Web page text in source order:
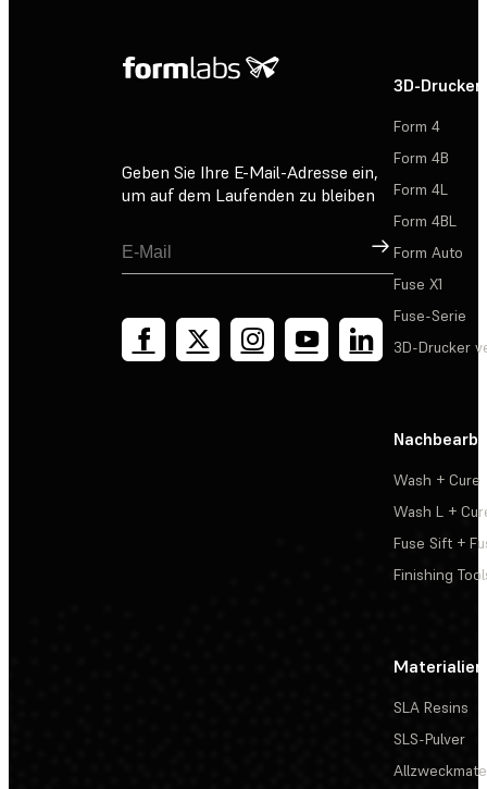
Geben Sie Ihre E-Mail-Adresse ein,
um auf dem Laufenden zu bleiben
Registrieren
3D-Drucker
Form 4
Form 4B
Form 4L
Form 4BL
Form Auto
Fuse X1
Fuse-Serie
3D-Drucker
Wash + Cure
Wash L +
Fuse Sift +
Finishing
Materialien
SLA Resins
SLS-Pulver